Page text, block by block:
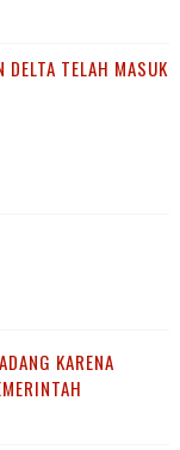
TELAH MASUK
KARENA